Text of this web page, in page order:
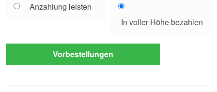
your
Anzahlung leisten
In voller Höhe bezahlen
Vorbestellungen